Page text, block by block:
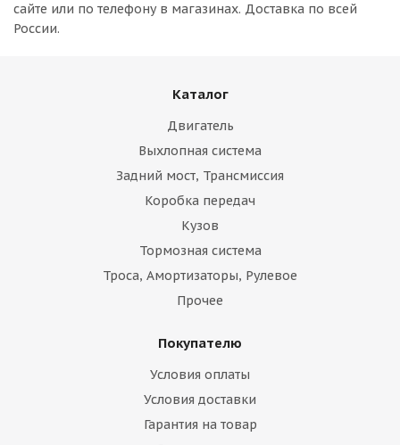
сайте или по телефону в магазинах. Доставка по всей
России.
Каталог
Двигатель
Выхлопная система
Задний мост, Трансмиссия
Коробка передач
Кузов
Тормозная система
Троса, Амортизаторы, Рулевое
Прочее
Покупателю
Условия оплаты
Условия доставки
Гарантия на товар